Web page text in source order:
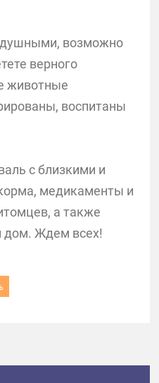
возможно
верного
животные
воспитаны
с близкими и
медикаменты и
а также
дом. Ждем всех!